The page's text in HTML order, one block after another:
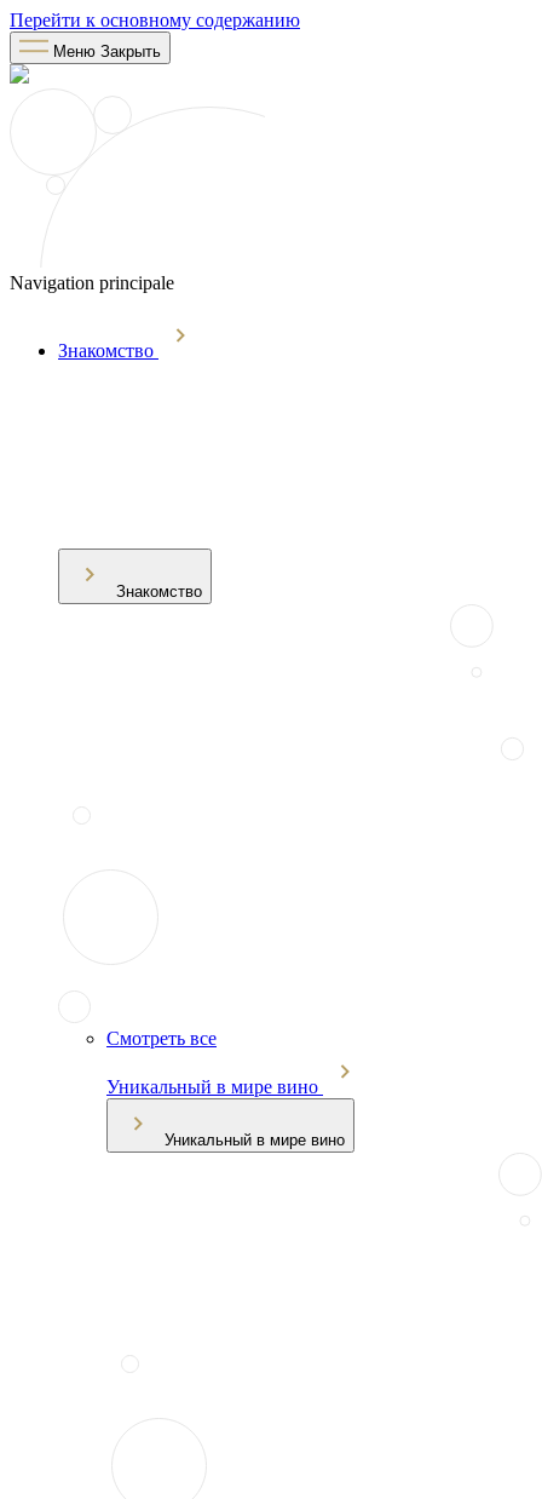
Перейти к основному содержанию
Меню Закрыть
Navigation principale
Знакомство
Знакомство
Смотреть все
Уникальный в мире вино
Уникальный в мире вино